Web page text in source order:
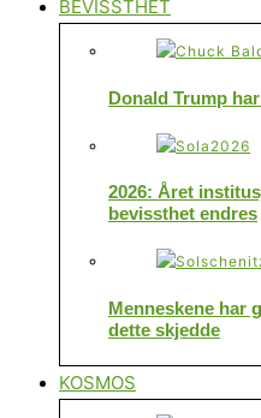
BEVISSTHET
Donald Trump
2026: Året
bevissthet endres
Menneskene har
dette skjedde
KOSMOS